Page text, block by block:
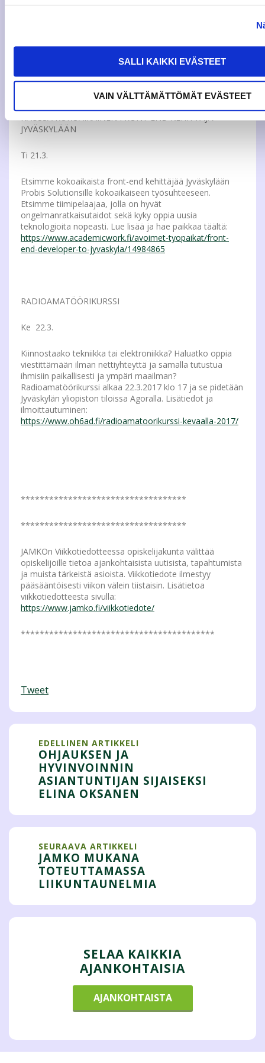
SALLI KAIKKI EVÄSTEET
VAIN VÄLTTÄMÄTTÖMÄT EVÄSTEET
vaihtaa toisiin kenkiin jo eteistiloissa tai laittaa niiden
päälle erilliset overshoe-pohjat.
HAUSSA KOKOAIKAINEN FRONT END KEHITTÄJÄ
JYVÄSKYLÄÄN
Ti 21.3.
Etsimme kokoaikaista front-end kehittäjää Jyväskylään
Probis Solutionsille kokoaikaiseen työsuhteeseen.
Etsimme tiimipelaajaa, jolla on hyvät
ongelmanratkaisutaidot sekä kyky oppia uusia
teknologioita nopeasti. Lue lisää ja hae paikkaa täältä:
https://www.academicwork.fi/avoimet-tyopaikat/front-
end-developer-to-jyvaskyla/14984865
RADIOAMATÖÖRIKURSSI
Ke 22.3.
Kiinnostaako tekniikka tai elektroniikka? Haluatko oppia
viestittämään ilman nettiyhteyttä ja samalla tutustua
ihmisiin paikallisesti ja ympäri maailman?
Radioamatöörikurssi alkaa 22.3.2017 klo 17 ja se pidetään
Jyväskylän yliopiston tiloissa Agoralla. Lisätiedot ja
ilmoittautuminen:
https://www.oh6ad.fi/radioamatoorikurssi-kevaalla-2017/
***********************************
***********************************
JAMKOn Viikkotiedotteessa opiskelijakunta välittää
opiskelijoille tietoa ajankohtaisista uutisista, tapahtumista
ja muista tärkeistä asioista. Viikkotiedote ilmestyy
pääsääntöisesti viikon välein tiistaisin. Lisätietoa
viikkotiedotteesta sivulla:
https://www.jamko.fi/viikkotiedote/
*****************************************
Tweet
EDELLINEN ARTIKKELI
OHJAUKSEN JA
HYVINVOINNIN
ASIANTUNTIJAN SIJAISEKSI
ELINA OKSANEN
SEURAAVA ARTIKKELI
JAMKO MUKANA
TOTEUTTAMASSA
LIIKUNTAUNELMIA
SELAA KAIKKIA
AJANKOHTAISIA
AJANKOHTAISTA